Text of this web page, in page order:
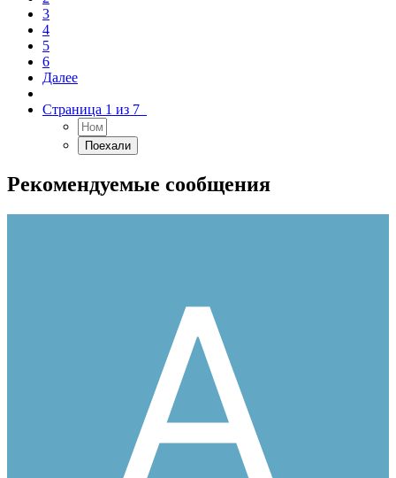
3
4
5
6
Далее
Страница 1 из 7
Рекомендуемые сообщения